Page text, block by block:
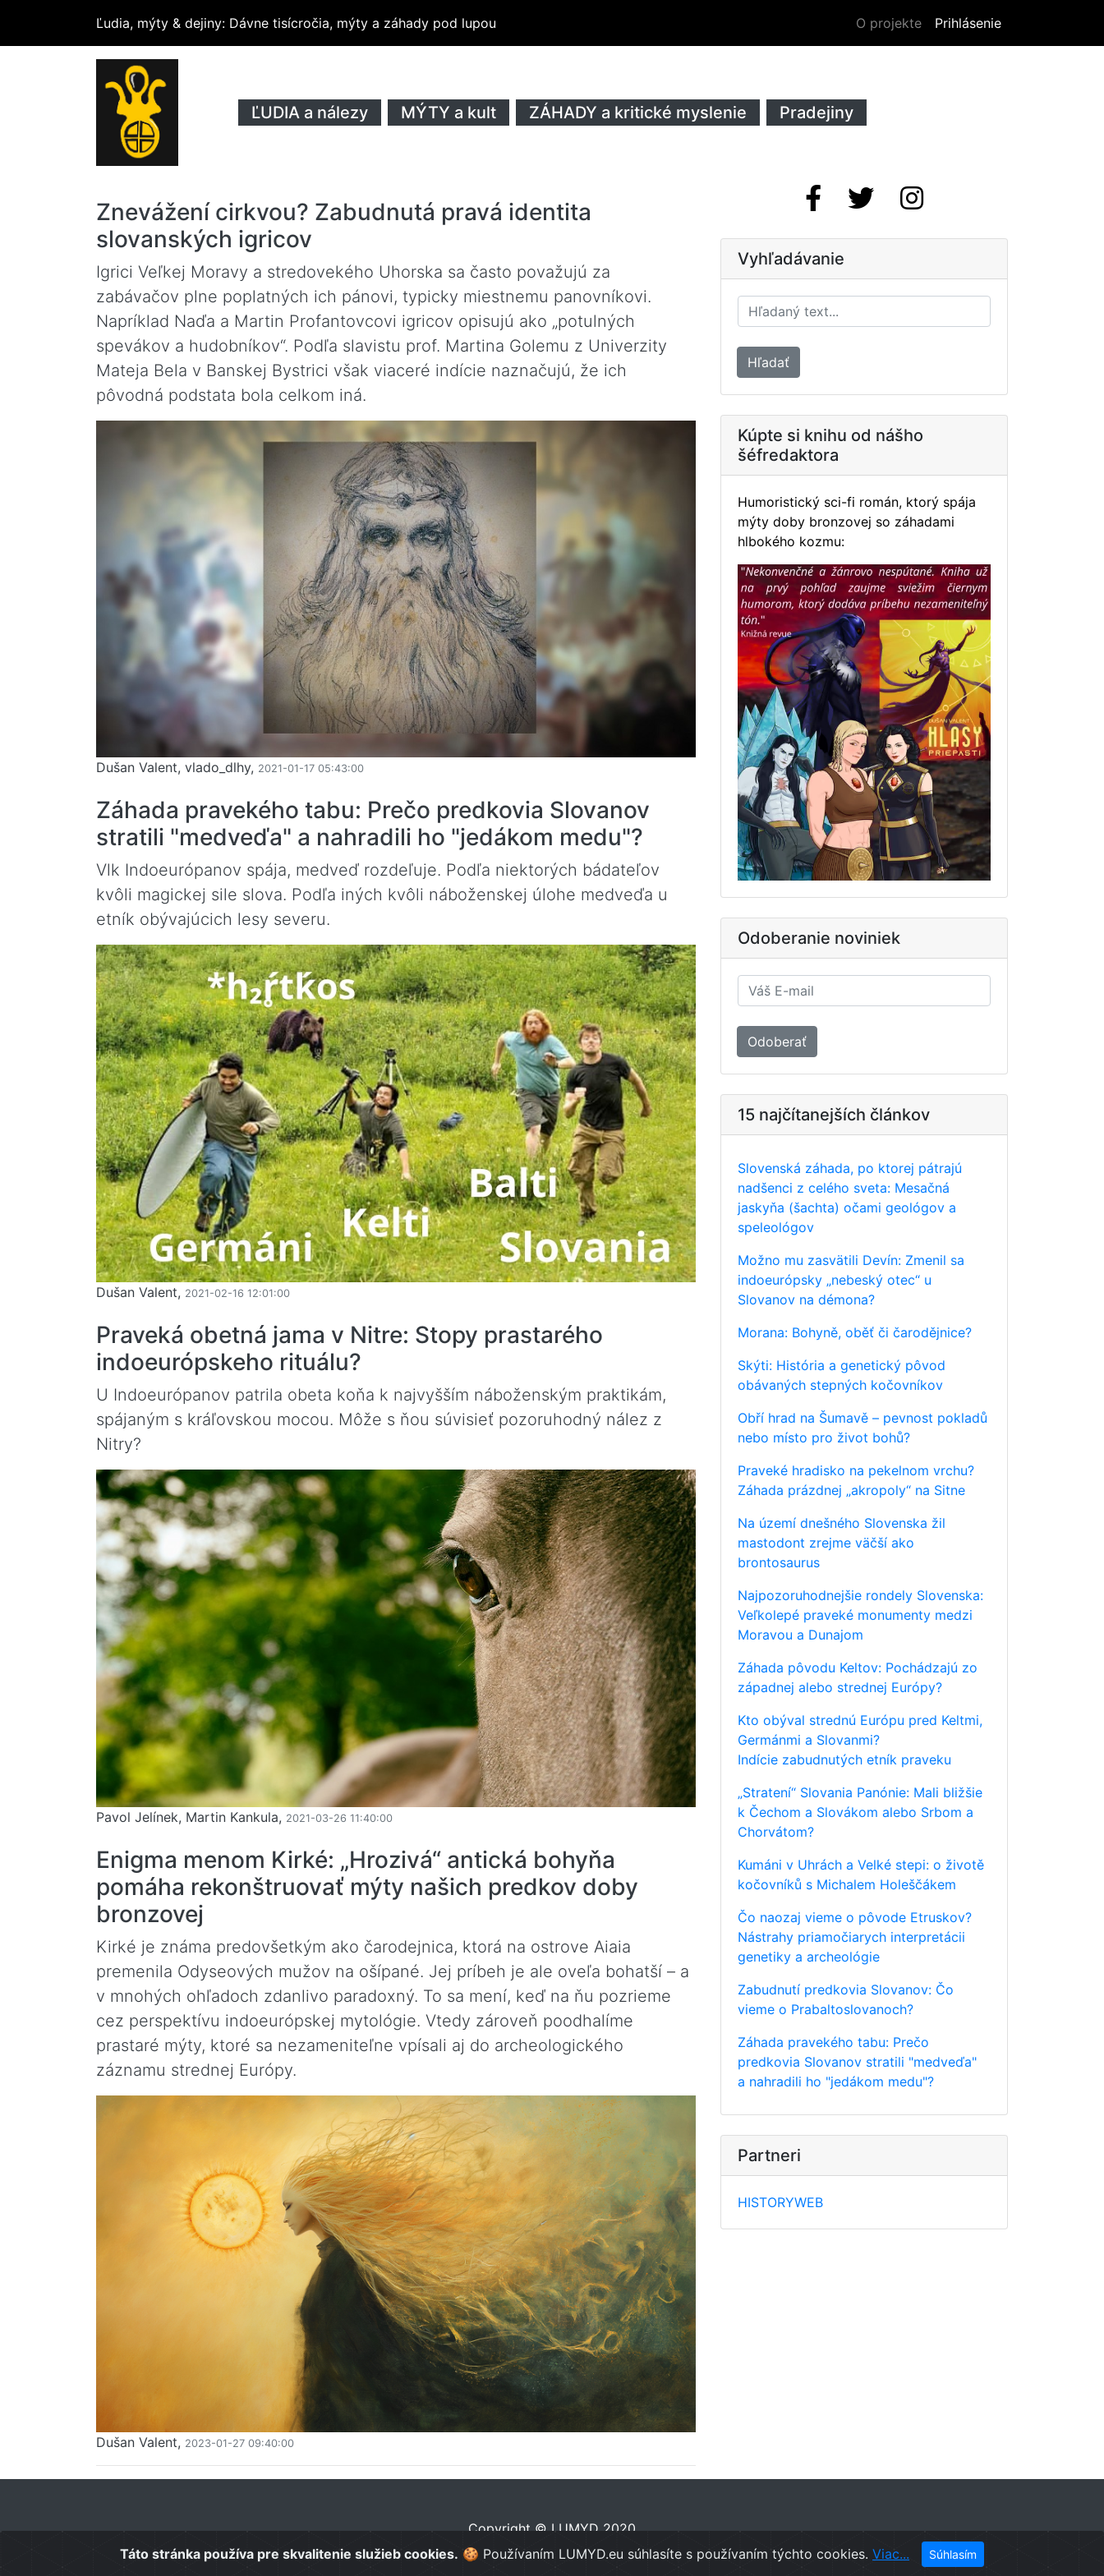
Ľudia, mýty & dejiny: Dávne tisícročia, mýty a záhady pod lupou O projekte Prihlásenie
ĽUDIA a nálezy MÝTY a kult ZÁHADY a kritické myslenie Pradejiny
Znevážení cirkvou? Zabudnutá pravá identita
slovanských igricov
Igrici Veľkej Moravy a stredovekého Uhorska sa často považujú za
zabávačov plne poplatných ich pánovi, typicky miestnemu panovníkovi.
Napríklad Naďa a Martin Profantovcovi igricov opisujú ako „potulných
spevákov a hudobníkov“. Podľa slavistu prof. Martina Golemu z Univerzity
Mateja Bela v Banskej Bystrici však viaceré indície naznačujú, že ich
pôvodná podstata bola celkom iná.
Dušan Valent, vlado_dlhy, 2021-01-17 05:43:00
Záhada pravekého tabu: Prečo predkovia Slovanov
stratili "medveďa" a nahradili ho "jedákom medu"?
Vlk Indoeurópanov spája, medveď rozdeľuje. Podľa niektorých bádateľov
kvôli magickej sile slova. Podľa iných kvôli náboženskej úlohe medveďa u
etník obývajúcich lesy severu.
Dušan Valent, 2021-02-16 12:01:00
Praveká obetná jama v Nitre: Stopy prastarého
indoeurópskeho rituálu?
U Indoeurópanov patrila obeta koňa k najvyšším náboženským praktikám,
spájaným s kráľovskou mocou. Môže s ňou súvisieť pozoruhodný nález z
Nitry?
Pavol Jelínek, Martin Kankula, 2021-03-26 11:40:00
Enigma menom Kirké: „Hrozivá“ antická bohyňa
pomáha rekonštruovať mýty našich predkov doby
bronzovej
Kirké je známa predovšetkým ako čarodejnica, ktorá na ostrove Aiaia
premenila Odyseových mužov na ošípané. Jej príbeh je ale oveľa bohatší – a
v mnohých ohľadoch zdanlivo paradoxný. To sa mení, keď na ňu pozrieme
cez perspektívu indoeurópskej mytológie. Vtedy zároveň poodhalíme
prastaré mýty, ktoré sa nezameniteľne vpísali aj do archeologického
záznamu strednej Európy.
Dušan Valent, 2023-01-27 09:40:00
Vyhľadávanie
Hľadať
Kúpte si knihu od nášho
šéfredaktora
Humoristický sci-fi román, ktorý spája
mýty doby bronzovej so záhadami
hlbokého kozmu:
Odoberanie noviniek
Odoberať
15 najčítanejších článkov
Slovenská záhada, po ktorej pátrajú
nadšenci z celého sveta: Mesačná
jaskyňa (šachta) očami geológov a
speleológov
Možno mu zasvätili Devín: Zmenil sa
indoeurópsky „nebeský otec“ u
Slovanov na démona?
Morana: Bohyně, oběť či čarodějnice?
Skýti: História a genetický pôvod
obávaných stepných kočovníkov
Obří hrad na Šumavě – pevnost pokladů
nebo místo pro život bohů?
Praveké hradisko na pekelnom vrchu?
Záhada prázdnej „akropoly“ na Sitne
Na území dnešného Slovenska žil
mastodont zrejme väčší ako
brontosaurus
Najpozoruhodnejšie rondely Slovenska:
Veľkolepé praveké monumenty medzi
Moravou a Dunajom
Záhada pôvodu Keltov: Pochádzajú zo
západnej alebo strednej Európy?
Kto obýval strednú Európu pred Keltmi,
Germánmi a Slovanmi?
Indície zabudnutých etník praveku
„Stratení“ Slovania Panónie: Mali bližšie
k Čechom a Slovákom alebo Srbom a
Chorvátom?
Kumáni v Uhrách a Velké stepi: o životě
kočovníků s Michalem Holeščákem
Čo naozaj vieme o pôvode Etruskov?
Nástrahy priamočiarych interpretácii
genetiky a archeológie
Zabudnutí predkovia Slovanov: Čo
vieme o Prabaltoslovanoch?
Záhada pravekého tabu: Prečo
predkovia Slovanov stratili "medveďa"
a nahradili ho "jedákom medu"?
Partneri
HISTORYWEB
Copyright © LUMYD 2020
Táto stránka používa pre skvalitenie služieb cookies. 🍪 Používaním LUMYD.eu súhlasíte s používaním týchto cookies. Viac... Súhlasím